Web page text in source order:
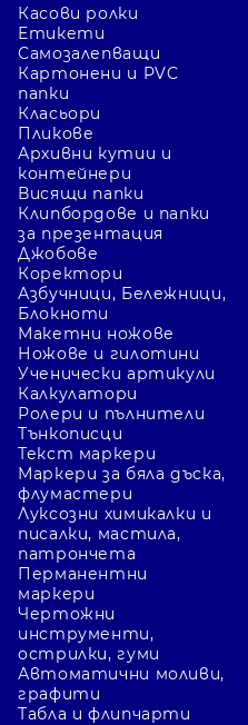
Касови ролки
Етикети
Самозалепващи
Картонени и PVC
папки
Класьори
Пликове
Архивни кутии и
контейнери
Висящи папки
Клипбордове и папки
за презентация
Джобове
Коректори
Азбучници, Бележници,
Блокноти
Макетни ножове
Ножове и гилотини
Ученически артикули
Калкулатори
Ролери и пълнители
Тънкописци
Текст маркери
Маркери за бяла дъска,
флумастери
Луксозни химикалки и
писалки, мастила,
патрончета
Перманентни
маркери
Чертожни
инструменти,
острилки, гуми
Автоматични моливи,
графити
Табла и флипчарти